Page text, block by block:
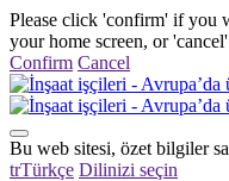
Please click 'confirm' if you
your home screen, or
Confirm Cancel
Bu web sitesi, özet bilgiler
trTürkçe Dilinizi seçin